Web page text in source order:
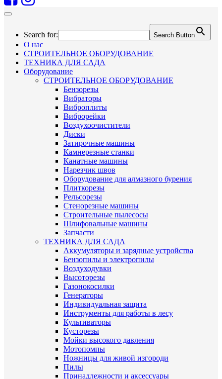
Search for: Search Button
О нас
СТРОИТЕЛЬНОЕ ОБОРУДОВАНИЕ
ТЕХНИКА ДЛЯ САДА
Оборудование
СТРОИТЕЛЬНОЕ ОБОРУДОВАНИЕ
Бензорезы
Вибраторы
Виброплиты
Виброрейки
Воздухоочистители
Диски
Затирочные машины
Камнерезные станки
Канатные машины
Нарезчик швов
Оборудование для алмазного бурения
Плиткорезы
Рельсорезы
Стенорезные машины
Строительные пылесосы
Шлифовальные машины
Запчасти
ТЕХНИКА ДЛЯ САДА
Аккумуляторы и зарядные устройства
Бензопилы и электропилы
Воздуходувки
Высоторезы
Газонокосилки
Генераторы
Индивидуальная защита
Инструменты для работы в лесу
Культиваторы
Кусторезы
Мойки высокого давления
Мотопомпы
Ножницы для живой изгороди
Пилы
Принадлежности и аксессуары